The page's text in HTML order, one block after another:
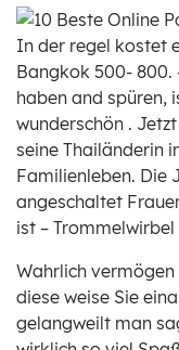
In der regel kostet
Bangkok 500- 800.
haben and spüren,
wunderschön .
seine Thailänderin
Familienleben. Die
angeschaltet
ist – Trommelwirbel
Wahrlich
diese weise Sie
gelangweilt man